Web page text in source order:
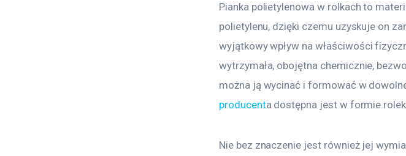
Pianka polietylenowa w rolkach to
polietylenu, dzięki czemu uzyskuje on
wyjątkowy wpływ na właściwości
wytrzymała, obojętna chemicznie,
można ją wycinać i formować w
producenta dostępna jest w formie
Nie bez znaczenie jest również jej